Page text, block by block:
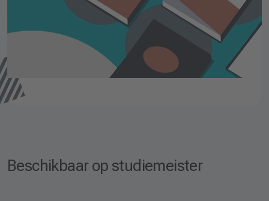
Beschikbaar op studiemeister